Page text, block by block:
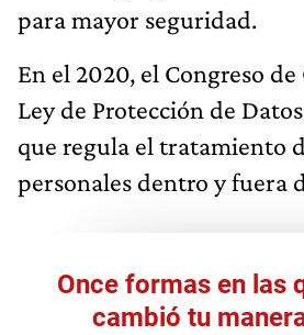
para mayor seguridad.
En el 2020, el Congreso
Ley de Protección de
que regula el tratamiento
personales dentro y fuera
Once formas en las
cambió tu